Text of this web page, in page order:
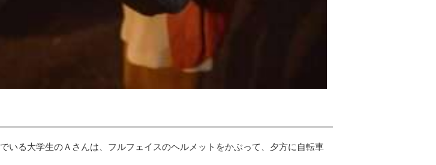
いる大学生のＡさんは、フルフェイスのヘルメットをかぶって、夕方に自転車